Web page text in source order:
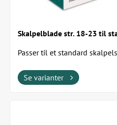
Skalpelblade str. 18-23 til
Passer til et standard
Se varianter